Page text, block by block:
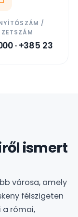
/
· +385 23
ismert
városa, amely
félszigeten
a római,